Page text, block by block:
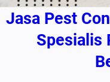
Jasa Pest
Spesialis